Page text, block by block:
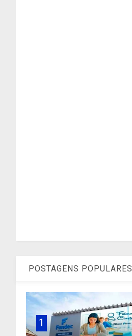
POSTAGENS POPULARES
1